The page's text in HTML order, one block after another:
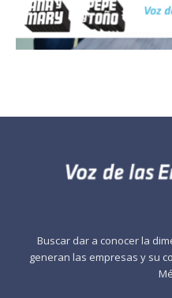
Buscar dar a conocer la
generan las empresas y su